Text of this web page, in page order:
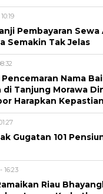
Pembayaran
Semakin Tak Jelas
Pencemaran Nama
di Tanjung Morawa
Harapkan
Gugatan 101
16:23
Riau